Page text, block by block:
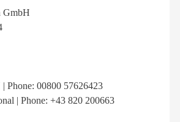
GmbH
Phone: 00800 57626423
| Phone: +43 820 200663